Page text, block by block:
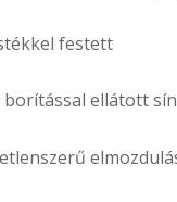
festett
borítással ellátott sín